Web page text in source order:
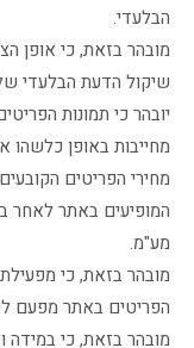
הבלעדי.
מובהר בזאת, כי אופן
שיקול הדעת הבלעדי
יובהר כי תמונות
מחייבות באופן
מחירי הפריטים
המופיעים באתר לאחר
מע"מ.
מובהר בזאת, כי
הפריטים באתר מפעם
מובהר בזאת, כי במידה